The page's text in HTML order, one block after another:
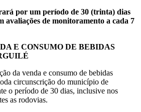
por um período de 30 (trinta) dias
avaliações de monitoramento a cada 7
E CONSUMO DE BEBIDAS
da venda e consumo de bebidas
circunscrição do município de
o período de 30 dias, inclusive nos
as rodovias.